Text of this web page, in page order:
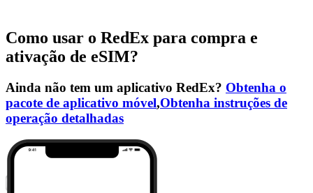
Como usar o RedEx para compra e
ativação de eSIM?
Ainda não tem um aplicativo RedEx? Obtenha o
pacote de aplicativo móvel,Obtenha instruções de
operação detalhadas